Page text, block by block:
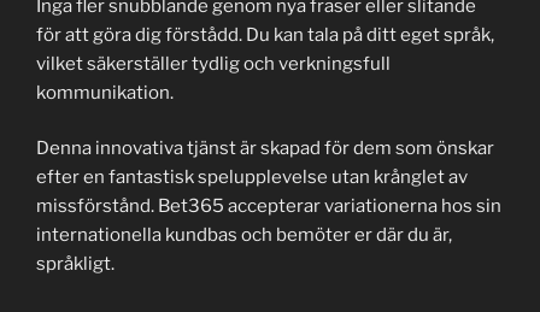
Inga fler snubblande genom nya fraser eller slitande
för att göra dig förstådd. Du kan tala på ditt eget språk,
vilket säkerställer tydlig och verkningsfull
kommunikation.
Denna innovativa tjänst är skapad för dem som önskar
efter en fantastisk spelupplevelse utan krånglet av
missförstånd. Bet365 accepterar variationerna hos sin
internationella kundbas och bemöter er där du är,
språkligt.